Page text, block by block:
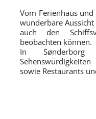
Vom Ferienhaus
wunderbare
auch den
beobachten können.
In
sowie Restaurants